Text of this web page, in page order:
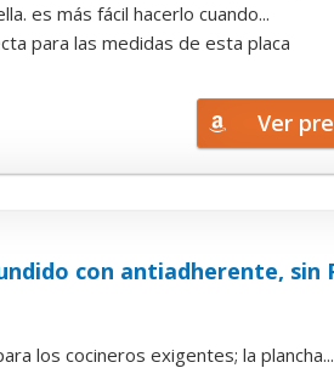
es más fácil hacerlo cuando...
para las medidas de esta placa
Ver
con antiadherente, sin
los cocineros exigentes; la plancha...